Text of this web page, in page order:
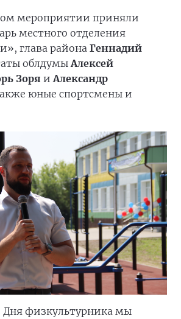
мероприятии приняли
местного отделения
глава района Геннадий
облдумыАлексей
Зоря иАлександр
юные спортсмены и
Дня физкультурника мы